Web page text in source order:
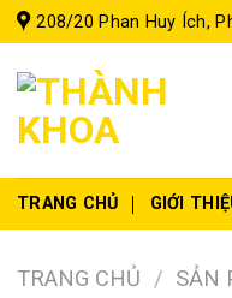
208/20 Phan Huy Ích,
TRANG CHỦ GIỚI
TRANG CHỦ / SẢN